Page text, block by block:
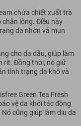
chứa chiết xuất trà
chân lông. Điều này
da nhờn và mụn
cho da dầu, giúp làm
rít. Đồng thời, nó giữ
tình trạng da khô và
Green Tea Fresh
vệ da khỏi tác động
cũng giúp làm dịu da